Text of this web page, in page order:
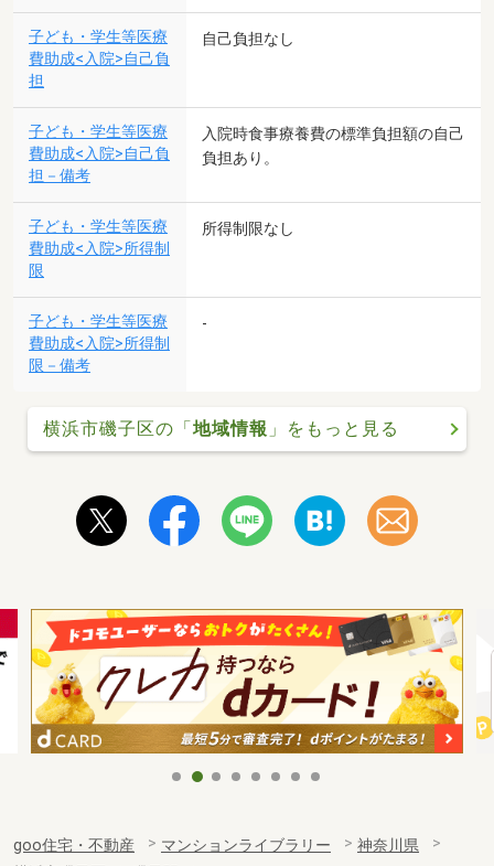
子ども・学生等医療
費助成<入院>自己負
担
自己負担なし
子ども・学生等医療
費助成<入院>自己負
担－備考
入院時食事療養費の標準負担額の自己
負担あり。
子ども・学生等医療
費助成<入院>所得制
限
所得制限なし
子ども・学生等医療
費助成<入院>所得制
限－備考
-
横浜市磯子区の「地域情報 」をもっと見る
goo住宅・不動産 マンションライブラリー
神奈川県